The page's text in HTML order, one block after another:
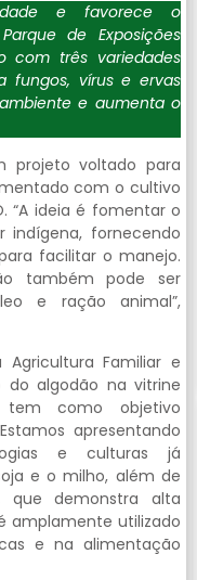
e favorece o
de Exposições
com três variedades
fungos, vírus e ervas
e aumenta o
projeto voltado para
com o cultivo
“A ideia é fomentar o
fornecendo
facilitar o manejo.
também pode ser
e ração animal”,
Agricultura Familiar e
do algodão na vitrine
tem como objetivo
apresentando
e culturas já
e o milho, além de
que demonstra alta
amplamente utilizado
e na alimentação